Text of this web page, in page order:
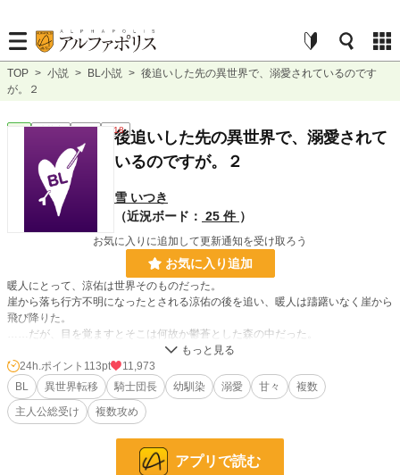
TOP > 小説 > BL小説 > 後追いした先の異世界で、溺愛されているのです
が。２
BL 連載中 長編 R18
後追いした先の異世界で、溺愛されて
いるのですが。２
雪 いつき
（近況ボード： 25 件 ）
お気に入りに追加して更新通知を受け取ろう
お気に入り追加
暖人にとって、涼佑は世界そのものだった。
崖から落ち行方不明になったとされる涼佑の後を追い、暖人は躊躇いなく崖から
飛び降りた。
……だが、目を覚ますとそこは何故か鬱蒼とした森の中だった。
盗賊に襲われているところを、騎士団長のウィリアムとオスカーに助けられる。
暖人を保護し、涼佑を探すと申し出たウィリアム。彼の屋敷で過ごすうちに、暖
人は次第に周囲の優しさを受け入れていく。
何故か皆に溺愛され、異世界人でも特別な力があるわけでもないのに……と思っ
誰かの為に無茶をする暖人を、ウィリアムたちは心配しては、いっそ閉じ込めて
24h.ポイント 113pt
11,973
BL
異世界転移 騎士団長 幼馴染 溺愛 甘々
複数
主人公総受け
複数攻め
アプリで読む